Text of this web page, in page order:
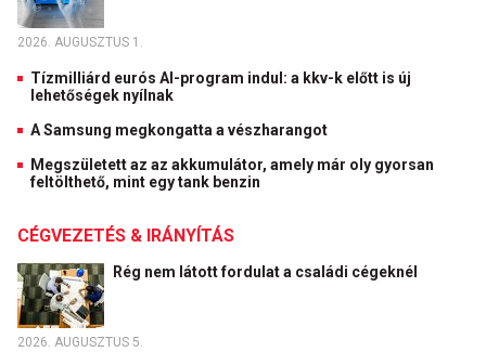
2026. AUGUSZTUS 1.
Tízmilliárd eurós AI-program indul: a kkv-k előtt is új
lehetőségek nyílnak
A Samsung megkongatta a vészharangot
Megszületett az az akkumulátor, amely már oly gyorsan
feltölthető, mint egy tank benzin
CÉGVEZETÉS & IRÁNYÍTÁS
Rég nem látott fordulat a családi cégeknél
2026. AUGUSZTUS 5.